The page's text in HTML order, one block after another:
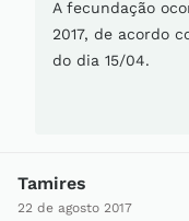
A fecundação
2017, de acordo
do dia 15/04.
Tamires
22 de agosto 2017